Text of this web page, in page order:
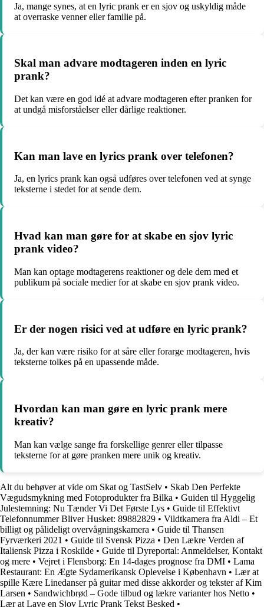
Ja, mange synes, at en lyric prank er en sjov og uskyldig måde
at overraske venner eller familie på.
Skal man advare modtageren inden en lyric
prank?
Det kan være en god idé at advare modtageren efter pranken for
at undgå misforståelser eller dårlige reaktioner.
Kan man lave en lyrics prank over telefonen?
Ja, en lyrics prank kan også udføres over telefonen ved at synge
teksterne i stedet for at sende dem.
Hvad kan man gøre for at skabe en sjov lyric
prank video?
Man kan optage modtagerens reaktioner og dele dem med et
publikum på sociale medier for at skabe en sjov prank video.
Er der nogen risici ved at udføre en lyric prank?
Ja, der kan være risiko for at såre eller forarge modtageren, hvis
teksterne tolkes på en upassende måde.
Hvordan kan man gøre en lyric prank mere
kreativ?
Man kan vælge sange fra forskellige genrer eller tilpasse
teksterne for at gøre pranken mere unik og kreativ.
Alt du behøver at vide om Skat og TastSelv • Skab Den Perfekte
Vægudsmykning med Fotoprodukter fra Bilka • Guiden til Hyggelig
Julestemning: Nu Tænder Vi Det Første Lys • Guide til Effektivt
Telefonnummer Bliver Husket: 89882829 • Vildtkamera fra Aldi – Et
billigt og pålideligt overvågningskamera • Guide til Thansen
Fyrværkeri 2021 • Guide til Svensk Pizza • Den Lækre Verden af
Italiensk Pizza i Roskilde • Guide til Dyreportal: Anmeldelser, Kontakt
og mere • Vejret i Flensborg: En 14-dages prognose fra DMI • Lama
Restaurant: En Ægte Sydamerikansk Oplevelse i København • Lær at
spille Kære Linedanser på guitar med disse akkorder og tekster af Kim
Larsen • Sandwichbrød – Gode tilbud og lækre varianter hos Netto •
Lær at Lave en Sjov Lyric Prank Tekst Besked •